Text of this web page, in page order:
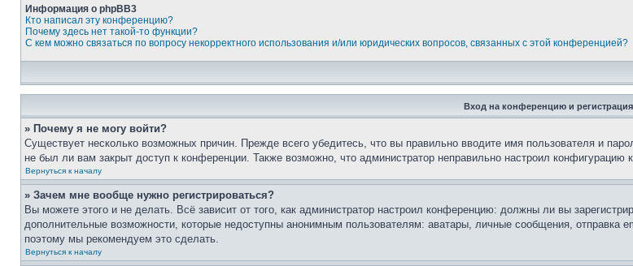
Информация о phpBB3
Кто написал эту конференцию?
Почему здесь нет такой-то функции?
С кем можно связаться по вопросу некорректного использования и/или юридических вопросов, связанных с этой конференцией?
Вход на конференцию и регистрация
» Почему я не могу войти?
Существует несколько возможных причин. Прежде всего убедитесь, что вы правильно вводите имя пользователя и
не был ли вам закрыт доступ к конференции. Также возможно, что администратор неправильно настроил
Вернуться к началу
» Зачем мне вообще нужно регистрироваться?
Вы можете этого и не делать. Всё зависит от того, как администратор настроил конференцию: должны ли вы
дополнительные возможности, которые недоступны анонимным пользователям: аватары, личные сообщения, отправка
поэтому мы рекомендуем это сделать.
Вернуться к началу